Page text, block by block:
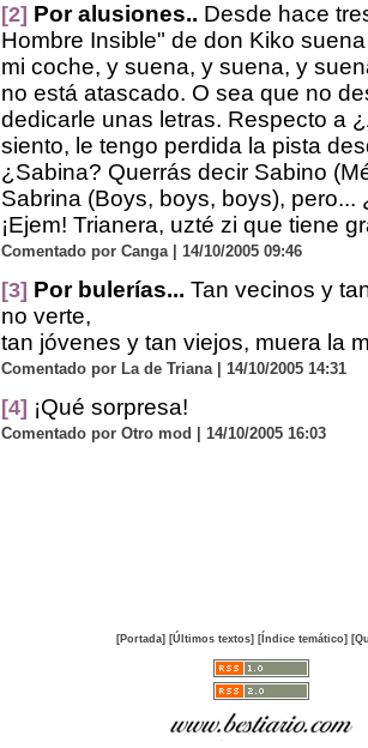
[2] Por alusiones.. Desde hace
Hombre Insible" de don Kiko
mi coche, y suena, y suena, y
no está atascado. O sea que no
dedicarle unas letras. Respecto a
siento, le tengo perdida la pista
¿Sabina? Querrás decir Sabino
Sabrina (Boys, boys, boys), pero...
¡Ejem! Trianera, uzté zi que tiene
Comentado por Canga | 14/10/2005 09:46
[3] Por bulerías... Tan vecinos y
no verte,
tan jóvenes y tan viejos, muera la
Comentado por La de Triana | 14/10/2005 14:31
[4] ¡Qué sorpresa!
Comentado por Otro mod | 14/10/2005 16:03
[Portada] [Últimos textos] [Índice temático]